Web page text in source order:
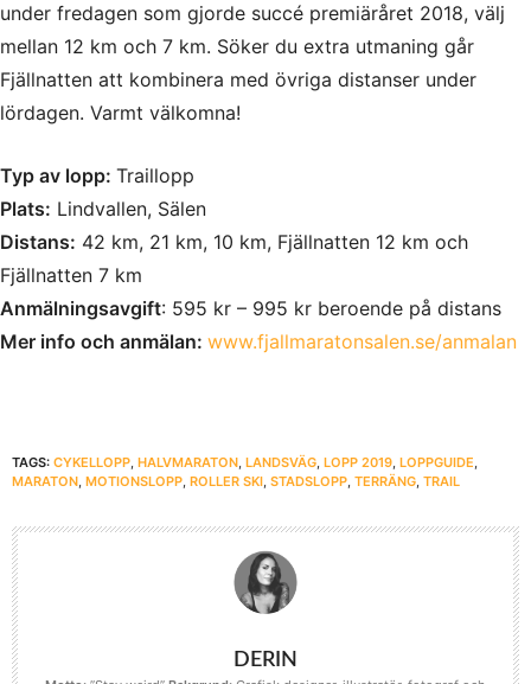
under fredagen som gjorde succé premiäråret 2018, välj
mellan 12 km och 7 km. Söker du extra utmaning går
Fjällnatten att kombinera med övriga distanser under
lördagen. Varmt välkomna!
Typ av lopp: Traillopp
Plats: Lindvallen, Sälen
Distans: 42 km, 21 km, 10 km, Fjällnatten 12 km och
Fjällnatten 7 km
Anmälningsavgift: 595 kr – 995 kr beroende på distans
Mer info och anmälan: www.fjallmaratonsalen.se/anmalan
TAGS: CYKELLOPP, HALVMARATON, LANDSVÄG, LOPP 2019, LOPPGUIDE,
MARATON, MOTIONSLOPP, ROLLER SKI, STADSLOPP, TERRÄNG, TRAIL
DERIN